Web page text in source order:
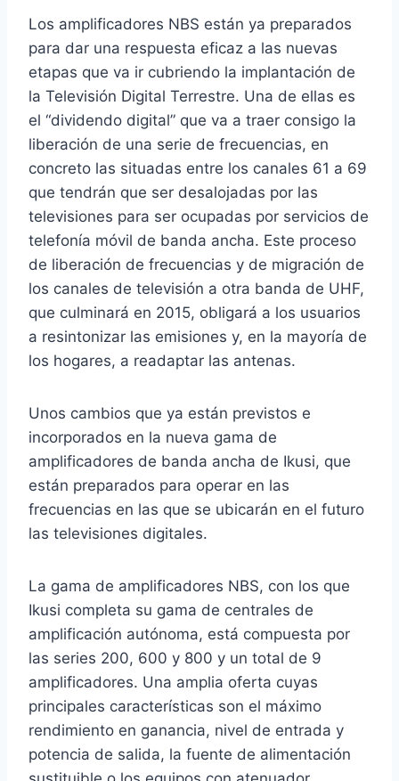
Los amplificadores NBS están ya preparados
para dar una respuesta eficaz a las nuevas
etapas que va ir cubriendo la implantación de
la Televisión Digital Terrestre. Una de ellas es
el “dividendo digital” que va a traer consigo la
liberación de una serie de frecuencias, en
concreto las situadas entre los canales 61 a 69
que tendrán que ser desalojadas por las
televisiones para ser ocupadas por servicios de
telefonía móvil de banda ancha. Este proceso
de liberación de frecuencias y de migración de
los canales de televisión a otra banda de UHF,
que culminará en 2015, obligará a los usuarios
a resintonizar las emisiones y, en la mayoría de
los hogares, a readaptar las antenas.
Unos cambios que ya están previstos e
incorporados en la nueva gama de
amplificadores de banda ancha de Ikusi, que
están preparados para operar en las
frecuencias en las que se ubicarán en el futuro
las televisiones digitales.
La gama de amplificadores NBS, con los que
Ikusi completa su gama de centrales de
amplificación autónoma, está compuesta por
las series 200, 600 y 800 y un total de 9
amplificadores. Una amplia oferta cuyas
principales características son el máximo
rendimiento en ganancia, nivel de entrada y
potencia de salida, la fuente de alimentación